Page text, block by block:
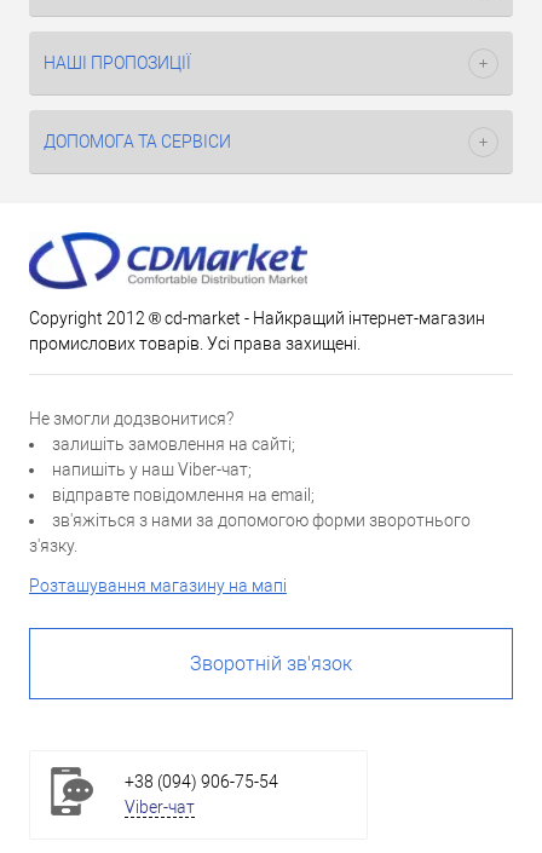
НАШІ ПРОПОЗИЦІЇ
ДОПОМОГА ТА СЕРВІСИ
Copyright 2012 ® cd-market - Найкращий інтернет-магазин
промислових товарів. Усі права захищені.
Не змогли додзвонитися?
залишіть замовлення на сайті;
напишіть у наш Viber-чат;
відправте повідомлення на email;
зв'яжіться з нами за допомогою форми зворотнього
з'язку.
Розташування магазину на мапі
Зворотній зв'язок
+38 (094) 906-75-54
Viber-чат